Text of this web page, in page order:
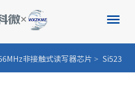
非接触式读写器芯片 Si523